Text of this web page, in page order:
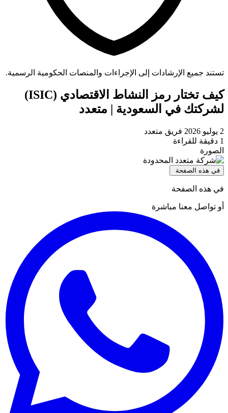
تستند جميع الإرشادات إلى الإجراءات والمنصات الحكومية الرسمية.
كيف تختار رمز النشاط الاقتصادي (ISIC)
لشركتك في السعودية | متعدد
2 يوليو 2026
فريق متعدد
1 دقيقة للقراءة
الصورة
في هذه الصفحة
في هذه الصفحة
أو تواصل معنا مباشرة